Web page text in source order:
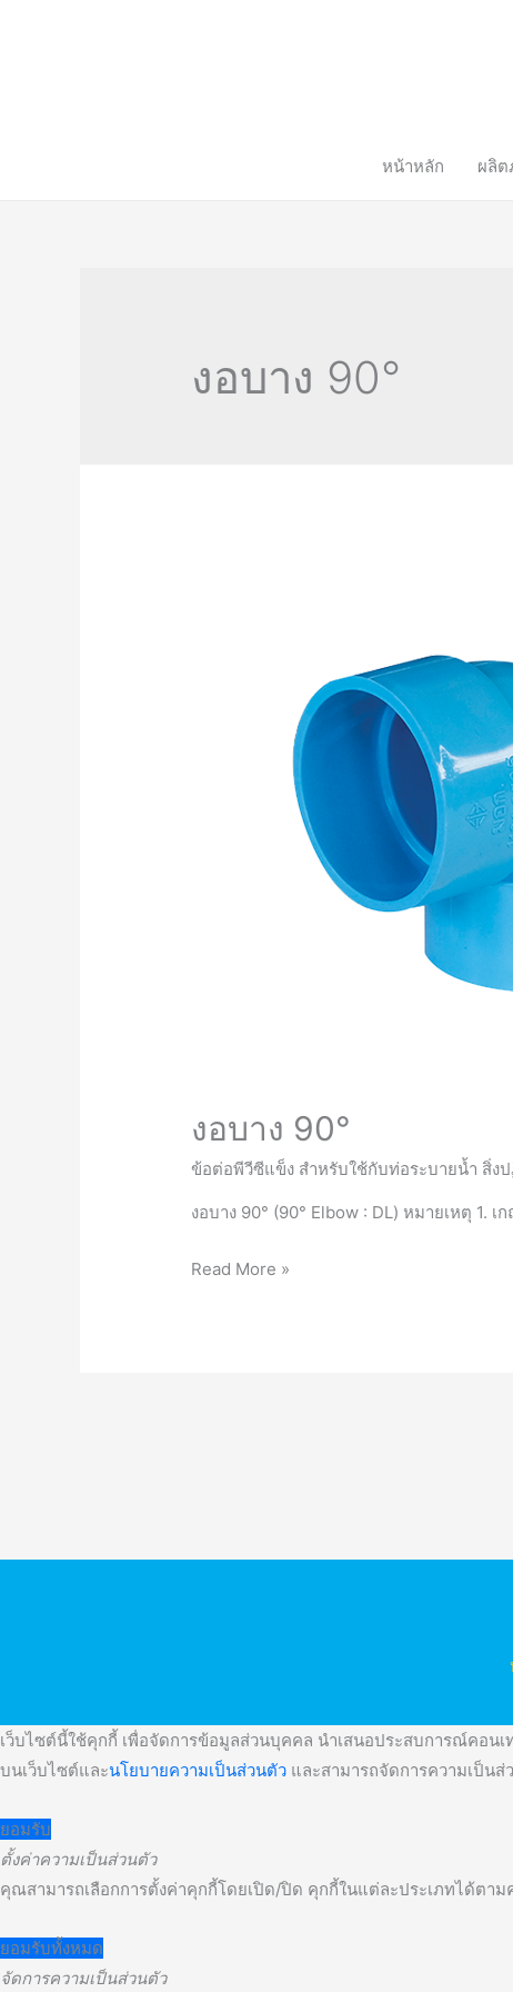
หน้าหลัก ผลิ
งอบาง 90°
งอบาง 90°
ข้อต่อพีวีซีแข็ง สำหรับใช้กับท่อระบายน้ำ สิ่ง
งอบาง 90° (90° Elbow : DL) หมายเหตุ 1.
งอ
Read More »
เว็บไซต์นี้ใช้คุกกี้ เพื่อจัดการข้อมูลส่วนบุคคล นำเสนอประสบการณ์คอ
บนเว็บไซต์และนโยบายความเป็นส่วนตัว และสามารถจัดการความเป็น
ยอมรับ
ตั้งค่าความเป็นส่วนตัว
คุณสามารถเลือกการตั้งค่าคุกกี้โดยเปิด/ปิด คุกกี้ในแต่ละประเภทได้ตาม
ยอมรับทั้งหมด
จัดการความเป็นส่วนตัว